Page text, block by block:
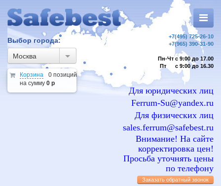
Выбор города:
Москва
Корзина
0 позиций
на сумму 0 р
+7(495) 725-26-10
+7(965) 390-31-90
Пн-Чт с 9:00 до 17.00
Пт с 9:00 до 16.30
Для юридических лиц
Ferrum-Su@yandex.ru
Для физических лиц
sales.ferrum@safebest.ru
Внимание! На сайте
корректировка цен!
Просьба уточнять цены
по телефону
Заказать обратный звонок